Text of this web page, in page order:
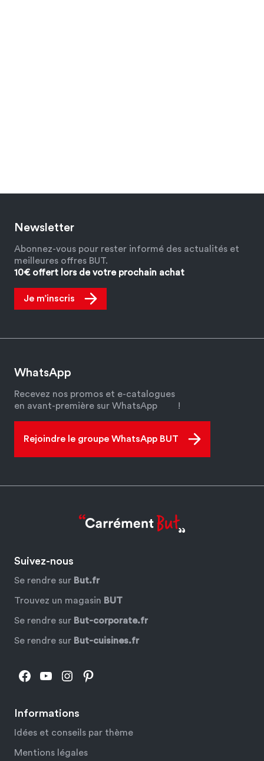
Newsletter
Abonnez-vous pour rester informé des actualités et
meilleures offres BUT.
10€ offert lors de votre prochain achat
Je m’inscris
WhatsApp
Recevez nos promos et e-catalogues
en avant-première sur WhatsApp
!
Rejoindre le groupe WhatsApp BUT
Informations
Idées et conseils par thème
Mentions légales
Suivez-nous
Se rendre sur But.fr
Trouvez un magasin BUT
Se rendre sur But-corporate.fr
Se rendre sur But-cuisines.fr
Facebook
YouTube
Instagram
Pinterest